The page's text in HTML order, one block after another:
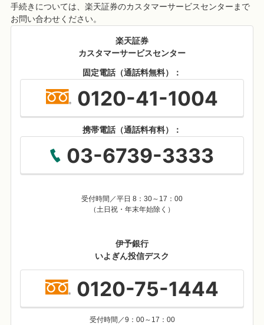
ご注意事項
【以下、金融商品仲介における株式等のお取り引きをお申し込
みの際は、つぎの点にご注意ください。】
金融商品仲介における取扱商品は預金ではなく、預金保険
するものではありません。
金融商品仲介で取り扱う有価証券等は、金利・為替・株式
相場等の変動や、有価証券の発行者の業務または財産の状
ります。
チャネル等により異なり多岐にわたるため、具体的な金額
または計算方法を記載することができません。
楽天証券ホームページに掲載の「契約締結前交付書面」
申しあげます。
仲介において、伊予銀行は楽天証券への証券口座開設のお
申し込みを仲介します。
手続きについては、楽天証券のカスタマーサービスセンターまで
お問い合わせください。
楽天証券
カスタマーサービスセンター
固定電話（通話料無料）：
0120-41-1004
携帯電話（通話料有料）：
03-6739-3333
受付時間／平日 8：30～17：00
（土日祝・年末年始除く）
伊予銀行
いよぎん投信デスク
0120-75-1444
受付時間／9：00～17：00